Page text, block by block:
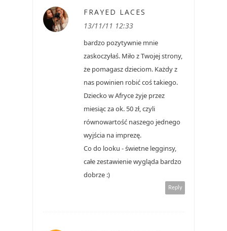
FRAYED LACES
13/11/11 12:33
bardzo pozytywnie mnie
zaskoczyłaś. Miło z Twojej strony,
że pomagasz dzieciom. Każdy z
nas powinien robić coś takiego.
Dziecko w Afryce żyje przez
miesiąc za ok. 50 zł, czyli
równowartość naszego jednego
wyjścia na imprezę.
Co do looku - świetne legginsy,
całe zestawienie wygląda bardzo
dobrze :)
Reply